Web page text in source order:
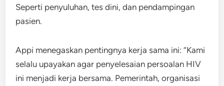
Seperti penyuluhan, tes dini, dan pendampingan
pasien.
Appi menegaskan pentingnya kerja sama ini: “Kami
selalu upayakan agar penyelesaian persoalan HIV
ini menjadi kerja bersama. Pemerintah, organisasi